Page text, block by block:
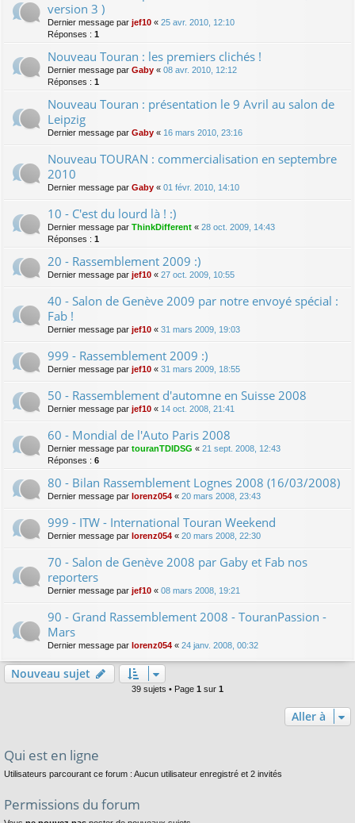
version 3 )
Dernier message par jef10 « 25 avr. 2010, 12:10
Réponses : 1
Nouveau Touran : les premiers clichés !
Dernier message par Gaby « 08 avr. 2010, 12:12
Réponses : 1
Nouveau Touran : présentation le 9 Avril au salon de
Leipzig
Dernier message par Gaby « 16 mars 2010, 23:16
Nouveau TOURAN : commercialisation en septembre
2010
Dernier message par Gaby « 01 févr. 2010, 14:10
10 - C'est du lourd là ! :)
Dernier message par ThinkDifferent « 28 oct. 2009, 14:43
Réponses : 1
20 - Rassemblement 2009 :)
Dernier message par jef10 « 27 oct. 2009, 10:55
40 - Salon de Genève 2009 par notre envoyé spécial :
Fab !
Dernier message par jef10 « 31 mars 2009, 19:03
999 - Rassemblement 2009 :)
Dernier message par jef10 « 31 mars 2009, 18:55
50 - Rassemblement d'automne en Suisse 2008
Dernier message par jef10 « 14 oct. 2008, 21:41
60 - Mondial de l'Auto Paris 2008
Dernier message par touranTDIDSG « 21 sept. 2008, 12:43
Réponses : 6
80 - Bilan Rassemblement Lognes 2008 (16/03/2008)
Dernier message par lorenz054 « 20 mars 2008, 23:43
999 - ITW - International Touran Weekend
Dernier message par lorenz054 « 20 mars 2008, 22:30
70 - Salon de Genève 2008 par Gaby et Fab nos
reporters
Dernier message par jef10 « 08 mars 2008, 19:21
90 - Grand Rassemblement 2008 - TouranPassion -
Mars
Dernier message par lorenz054 « 24 janv. 2008, 00:32
Nouveau sujet
39 sujets • Page 1 sur 1
Aller à
Qui est en ligne
Utilisateurs parcourant ce forum : Aucun utilisateur enregistré et 2 invités
Permissions du forum